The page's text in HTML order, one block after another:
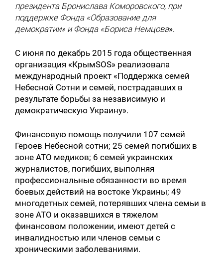
президента Бронислава Коморовского, при
поддержке Фонда «Образование для
демократии» и Фонда «Бориса Немцова».
С июня по декабрь 2015 года общественная
организация «КрымSOS» реализовала
международный проект «Поддержка семей
Небесной Сотни и семей, пострадавших в
результате борьбы за независимую и
демократическую Украину».
Финансовую помощь получили 107 семей
Героев Небесной сотни; 25 семей погибших в
зоне АТО медиков; 6 семей украинских
журналистов, погибших, выполняя
профессиональные обязанности во время
боевых действий на востоке Украины; 49
многодетных семей, потерявших члена семьи в
зоне АТО и оказавшихся в тяжелом
финансовом положении, имеют детей с
инвалидностью или членов семьи с
хроническими заболеваниями.